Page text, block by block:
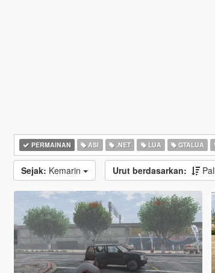
PERMAINAN ASI .NET LUA GTALUA
Sejak: Kemarin Urut berdasarkan: